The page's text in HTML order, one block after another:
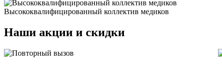
Высококвалифицированный коллектив медиков
Наши акции и скидки